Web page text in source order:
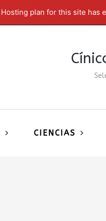
Hosting plan for this site has
CIENCIAS